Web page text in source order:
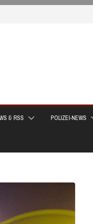
& RSS POLIZEI-NEWS